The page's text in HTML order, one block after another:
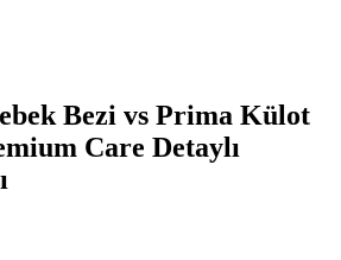
Bezi vs Prima Külot
Care Detaylı